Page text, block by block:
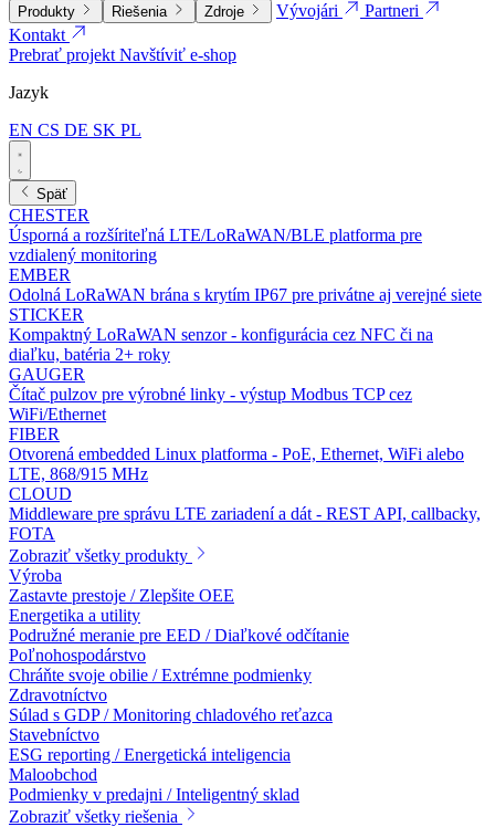
Produkty Riešenia Zdroje Vývojári
Partneri
Kontakt
Prebrať projektNavštíviť e-shop
Jazyk
EN CS DE SK PL
Späť
CHESTER
Úsporná a rozšíriteľná LTE/LoRaWAN/BLE platforma pre
vzdialený monitoring
EMBER
Odolná LoRaWAN brána s krytím IP67 pre privátne aj verejné siete
STICKER
Kompaktný LoRaWAN senzor - konfigurácia cez NFC či na
diaľku, batéria 2+ roky
GAUGER
Čítač pulzov pre výrobné linky - výstup Modbus TCP cez
WiFi/Ethernet
FIBER
Otvorená embedded Linux platforma - PoE, Ethernet, WiFi alebo
LTE, 868/915 MHz
CLOUD
Middleware pre správu LTE zariadení a dát - REST API, callbacky,
FOTA
Zobraziť všetky produkty
Výroba
Zastavte prestoje / Zlepšite OEE
Energetika a utility
Podružné meranie pre EED / Diaľkové odčítanie
Poľnohospodárstvo
Chráňte svoje obilie / Extrémne podmienky
Zdravotníctvo
Súlad s GDP / Monitoring chladového reťazca
Stavebníctvo
ESG reporting / Energetická inteligencia
Maloobchod
Podmienky v predajni / Inteligentný sklad
Zobraziť všetky riešenia